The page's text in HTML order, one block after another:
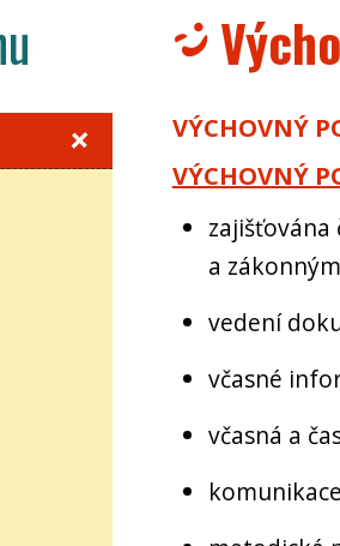
VÝCHOVNÝ
VÝCHOVNÝ
a
vedení
včasné
včasná a